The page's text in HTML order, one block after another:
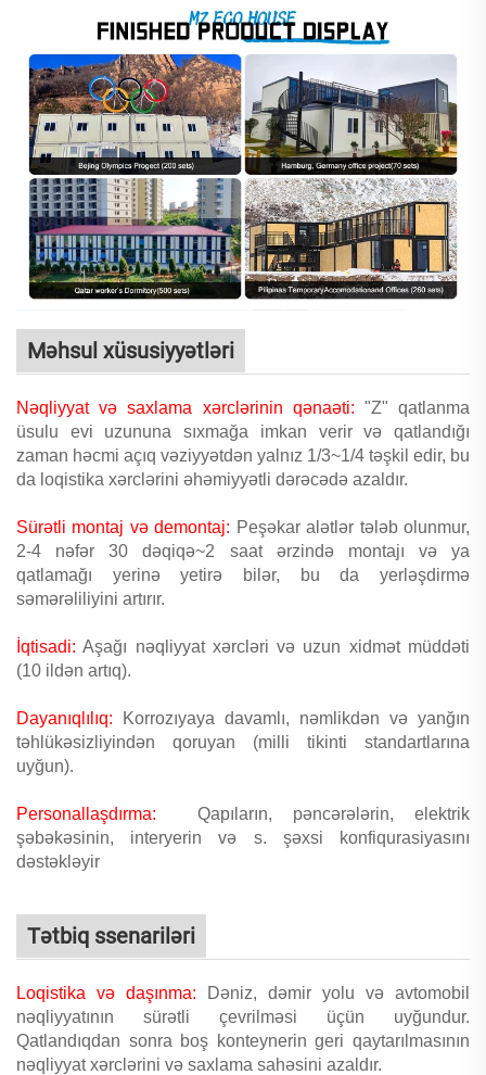
Məhsul xüsusiyyətləri
Nəqliyyat və saxlama xərclərinin qənaəti: "Z" qatlanma
üsulu evi uzununa sıxmağa imkan verir və qatlandığı
zaman həcmi açıq vəziyyətdən yalnız 1/3~1/4 təşkil edir, bu
da loqistika xərclərini əhəmiyyətli dərəcədə azaldır.
Sürətli montaj və demontaj: Peşəkar alətlər tələb olunmur,
2-4 nəfər 30 dəqiqə~2 saat ərzində montajı və ya
qatlamağı yerinə yetirə bilər, bu da yerləşdirmə
səmərəliliyini artırır.
İqtisadi:Aşağı nəqliyyat xərcləri və uzun xidmət müddəti
(10 ildən artıq).
Dayanıqlılıq:
Korrozıyaya davamlı, nəmlikdən və yanğın
təhlükəsizliyindən qoruyan (milli tikinti standartlarına
uyğun).
Personallaşdırma:
Qapıların, pəncərələrin, elektrik
şəbəkəsinin, interyerin və s. şəxsi konfiqurasiyasını
dəstəkləyir
Tətbiq ssenariləri
Loqistika və daşınma:
Dəniz, dəmir yolu və avtomobil
nəqliyyatının sürətli çevrilməsi üçün uyğundur.
Qatlandıqdan sonra boş konteynerin geri qaytarılmasının
nəqliyyat xərclərini və saxlama sahəsini azaldır.